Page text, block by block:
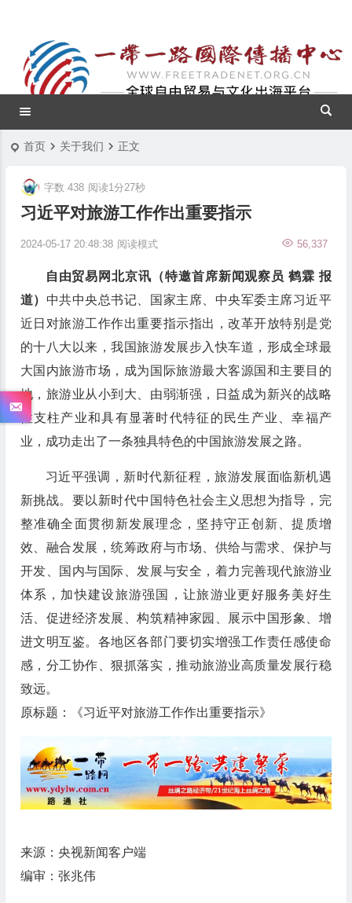
首页 关于我们 正文
习近平对旅游工作作出重要指示
2024-05-17 20:48:38 56,337
字数 438 阅读1分27秒
阅读模式
自由贸易网北京讯（特邀首席新闻观察员 鹤霖 报
道） 中共中央总书记、国家主席、中央军委主席习近平
近日对旅游工作作出重要指示指出，改革开放特别是党
的十八大以来，我国旅游发展步入快车道，形成全球最
大国内旅游市场，成为国际旅游最大客源国和主要目的
地，旅游业从小到大、由弱渐强，日益成为新兴的战略
性支柱产业和具有显著时代特征的民生产业、幸福产
业，成功走出了一条独具特色的中国旅游发展之路。
习近平强调，新时代新征程，旅游发展面临新机遇
新挑战。要以新时代中国特色社会主义思想为指导，完
整准确全面贯彻新发展理念，坚持守正创新、提质增
效、融合发展，统筹政府与市场、供给与需求、保护与
开发、国内与国际、发展与安全，着力完善现代旅游业
体系，加快建设旅游强国，让旅游业更好服务美好生
活、促进经济发展、构筑精神家园、展示中国形象、增
进文明互鉴。各地区各部门要切实增强工作责任感使命
感，分工协作、狠抓落实，推动旅游业高质量发展行稳
致远。
原标题：《习近平对旅游工作作出重要指示》
来源：央视新闻客户端
编审：张兆伟